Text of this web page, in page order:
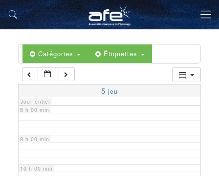
Catégories Étiquettes
5 jeu
Jour entier
5 h 00 min
6 h 00 min
7 h 00 min
8 h 00 min
9 h 00 min
10 h 00 min